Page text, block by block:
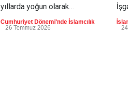
yıllarda yoğun olarak
milliyetçilik ve ulus-devlet
kavramlarını sorgulayan
Cumhuriyet Dönemi'nde İslamcılık
26 Temmuz 2026